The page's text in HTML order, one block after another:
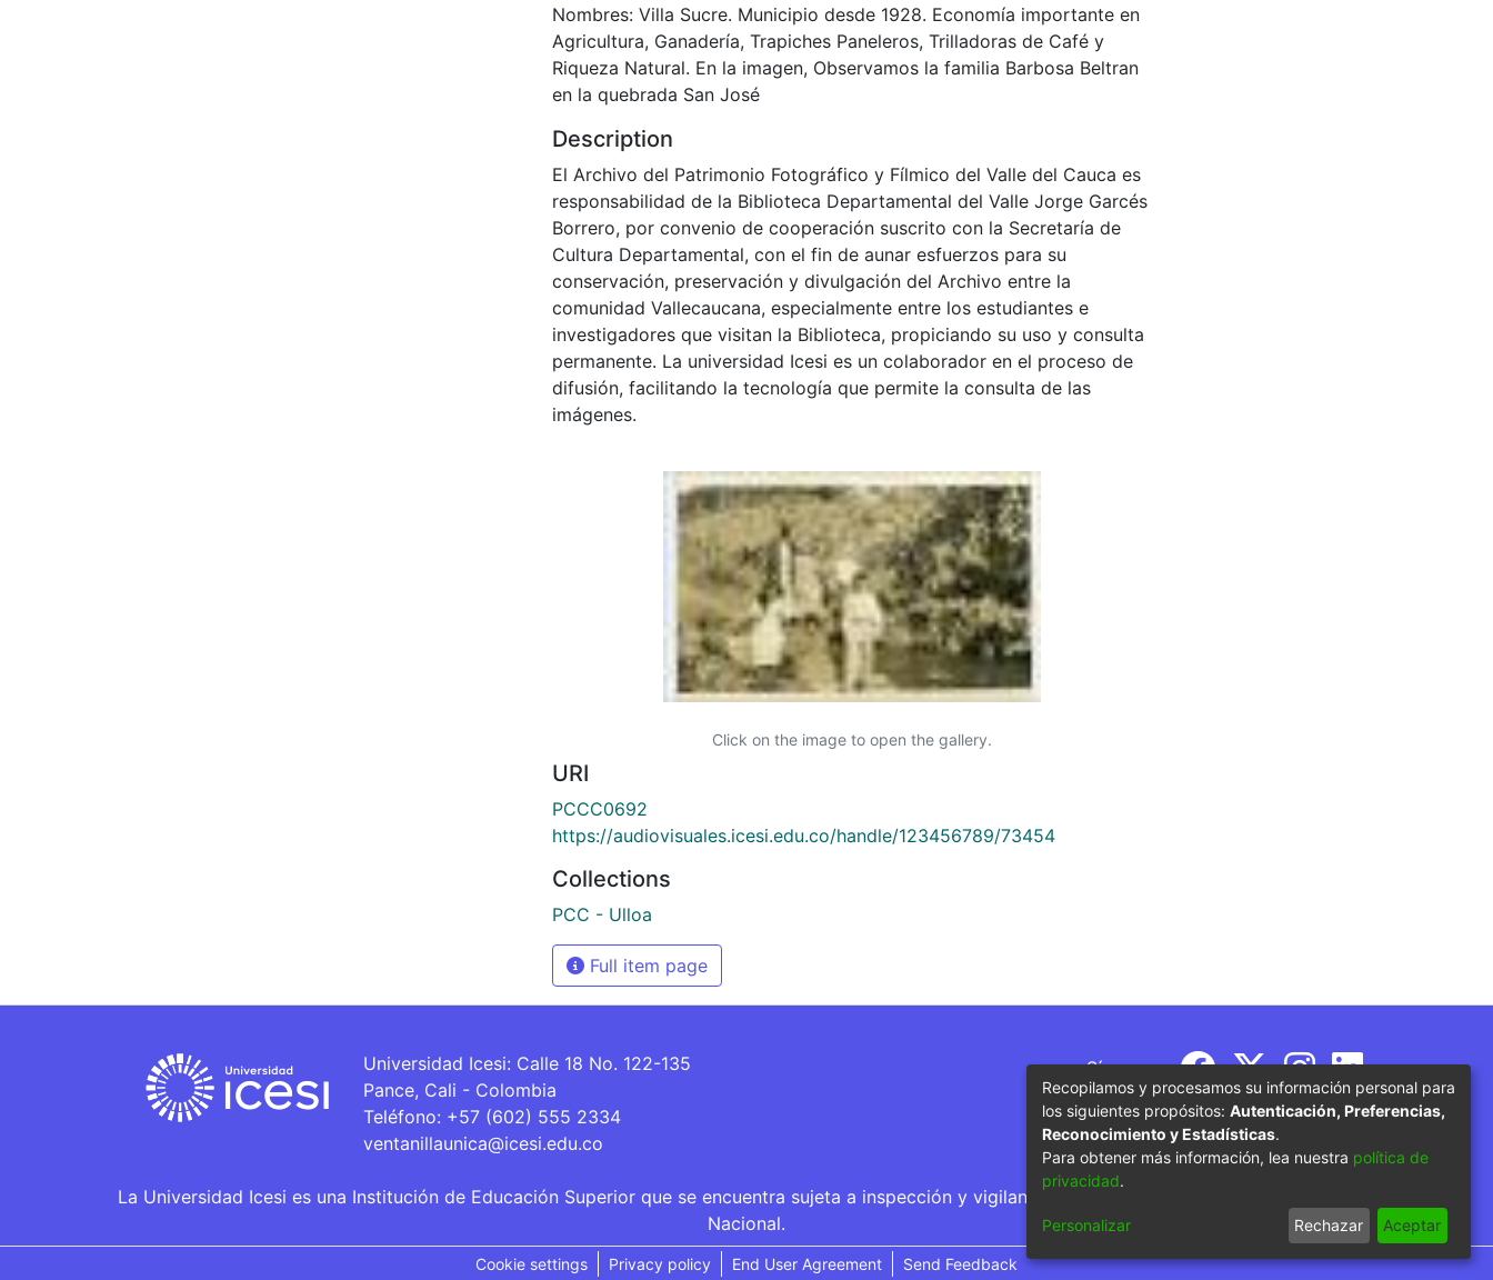
Nombres: Villa Sucre. Municipio desde 1928. Economía importante en
Agricultura, Ganadería, Trapiches Paneleros, Trilladoras de Café y
Riqueza Natural. En la imagen, Observamos la familia Barbosa Beltran
en la quebrada San José
Description
El Archivo del Patrimonio Fotográfico y Fílmico del Valle del Cauca es
responsabilidad de la Biblioteca Departamental del Valle Jorge Garcés
Borrero, por convenio de cooperación suscrito con la Secretaría de
Cultura Departamental, con el fin de aunar esfuerzos para su
conservación, preservación y divulgación del Archivo entre la
comunidad Vallecaucana, especialmente entre los estudiantes e
investigadores que visitan la Biblioteca, propiciando su uso y consulta
permanente. La universidad Icesi es un colaborador en el proceso de
difusión, facilitando la tecnología que permite la consulta de las
imágenes.
Click on the image to open the gallery.
URI
PCCC0692
https://audiovisuales.icesi.edu.co/handle/123456789/73454
Collections
PCC - Ulloa
Full item page
Universidad Icesi: Calle 18 No. 122-135
Pance, Cali - Colombia
Teléfono: +57 (602) 555 2334
ventanillaunica@icesi.edu.co
Síguenos
La Universidad Icesi es una Institución de Educación Superior que se encuentra sujeta a inspección y vigilancia por parte del Ministerio de Educación
Nacional.
Cookie settings Privacy policy End User Agreement Send Feedback
Recopilamos y procesamos su información personal para
los siguientes propósitos: Autenticación, Preferencias,
Reconocimiento y Estadísticas.
Para obtener más información, lea nuestra política de
privacidad.
Personalizar Rechazar Aceptar